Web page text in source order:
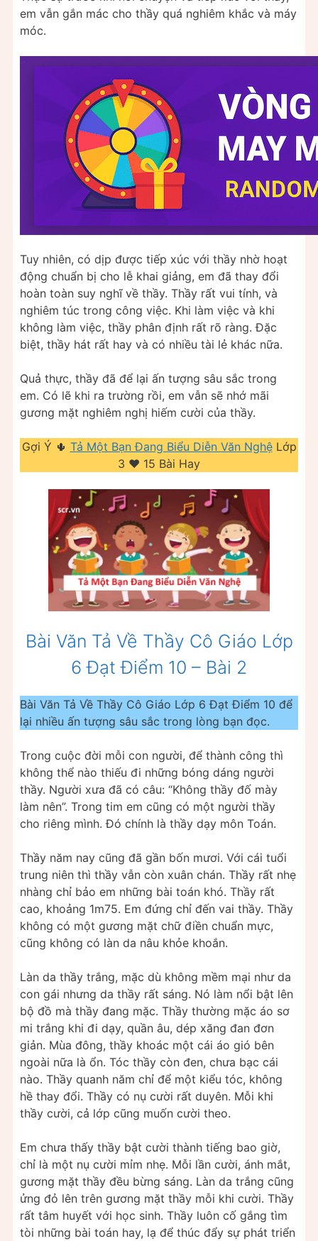
em vẫn gắn mác cho thầy quá nghiêm khắc và máy
móc.
Tuy nhiên, có dịp được tiếp xúc với thầy nhờ hoạt
động chuẩn bị cho lễ khai giảng, em đã thay đổi
hoàn toàn suy nghĩ về thầy. Thầy rất vui tính, và
nghiêm túc trong công việc. Khi làm việc và khi
không làm việc, thầy phân định rất rõ ràng. Đặc
biệt, thầy hát rất hay và có nhiều tài lẻ khác nữa.
Quả thực, thầy đã để lại ấn tượng sâu sắc trong
em. Có lẽ khi ra trường rồi, em vẫn sẽ nhớ mãi
gương mặt nghiêm nghị hiếm cười của thầy.
Gợi Ý 🌵 Tả Một Bạn Đang Biểu Diễn Văn NghệLớp
3 ❤️️ 15 Bài Hay
Bài Văn Tả Về Thầy Cô Giáo Lớp
6 Đạt Điểm 10 – Bài 2
Bài Văn Tả Về Thầy Cô Giáo Lớp 6 Đạt Điểm 10 để
lại nhiều ấn tượng sâu sắc trong lòng bạn đọc.
Trong cuộc đời mỗi con người, để thành công thì
không thể nào thiếu đi những bóng dáng người
thầy. Người xưa đã có câu: “Không thầy đố mày
làm nên”. Trong tim em cũng có một người thầy
cho riêng mình. Đó chính là thầy dạy môn Toán.
Thầy năm nay cũng đã gần bốn mươi. Với cái tuổi
trung niên thì thầy vẫn còn xuân chán. Thầy rất nhẹ
nhàng chỉ bảo em những bài toán khó. Thầy rất
cao, khoảng 1m75. Em đứng chỉ đến vai thầy. Thầy
không có một gương mặt chữ điền chuẩn mực,
cũng không có làn da nâu khỏe khoắn.
Làn da thầy trắng, mặc dù không mềm mại như da
con gái nhưng da thầy rất sáng. Nó làm nổi bật lên
bộ đồ mà thầy đang mặc. Thầy thường mặc áo sơ
mi trắng khi đi dạy, quần âu, dép xăng đan đơn
giản. Mùa đông, thầy khoác một cái áo gió bên
ngoài nữa là ổn. Tóc thầy còn đen, chưa bạc cái
nào. Thầy quanh năm chỉ để một kiểu tóc, không
hề thay đổi. Thầy có nụ cười rất duyên. Mỗi khi
thầy cười, cả lớp cũng muốn cười theo.
Em chưa thấy thầy bật cười thành tiếng bao giờ,
chỉ là một nụ cười mỉm nhẹ. Mỗi lần cười, ánh mắt,
gương mặt thầy đều bừng sáng. Làn da trắng cũng
ửng đỏ lên trên gương mặt thầy mỗi khi cười. Thầy
rất tâm huyết với học sinh. Thầy luôn cố gắng tìm
tòi những bài toán hay, lạ để thúc đẩy sự phát triển